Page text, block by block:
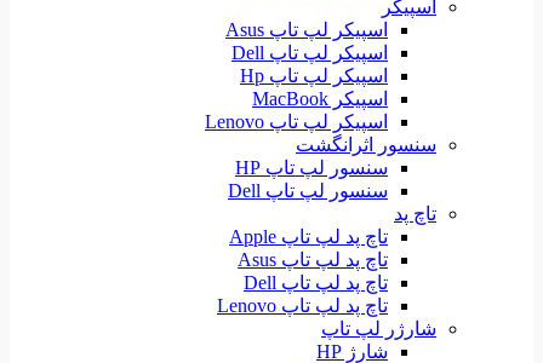
اسپیکر
اسپیکر لپ تاپ Asus
اسپیکر لپ تاپ Dell
اسپیکر لپ تاپ Hp
اسپیکر MacBook
اسپیکر لپ تاپ Lenovo
سنسور اثرانگشت
سنسور لپ تاپ HP
سنسور لپ تاپ Dell
تاچ پد
تاچ پد لپ تاپ Apple
تاچ پد لپ تاپ Asus
تاچ پد لپ تاپ Dell
تاچ پد لپ تاپ Lenovo
شارژر لپ تاپ
شارژ HP